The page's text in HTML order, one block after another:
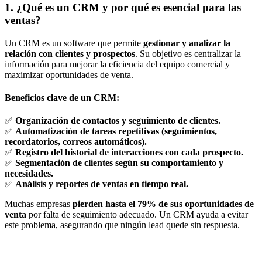
1. ¿Qué es un CRM y por qué es esencial para las
ventas?
Un CRM es un software que permite gestionar y analizar la
relación con clientes y prospectos. Su objetivo es centralizar la
información para mejorar la eficiencia del equipo comercial y
maximizar oportunidades de venta.
Beneficios clave de un CRM:
✅ Organización de contactos y seguimiento de clientes.
✅ Automatización de tareas repetitivas (seguimientos,
recordatorios, correos automáticos).
✅ Registro del historial de interacciones con cada prospecto.
✅ Segmentación de clientes según su comportamiento y
necesidades.
✅ Análisis y reportes de ventas en tiempo real.
Muchas empresas pierden hasta el 79% de sus oportunidades de
venta por falta de seguimiento adecuado. Un CRM ayuda a evitar
este problema, asegurando que ningún lead quede sin respuesta.